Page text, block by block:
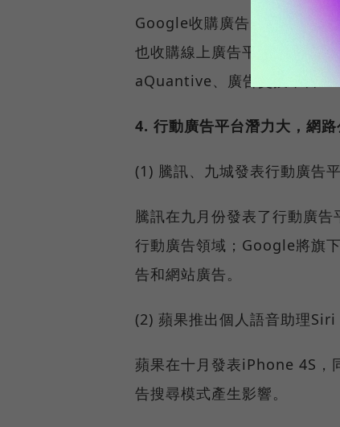
Google收購廣告比價公司
也收購線上廣告平臺5：1、
aQuantive、廣告交換平台
4. 行動廣告平台潛力大，網
(1) 騰訊、九城發表行動廣告
騰訊在九月份發表了行動廣
行動廣告領域；Google將旗
告和網站廣告。
(2) 蘋果推出個人語音助理
蘋果在十月發表iPhone 4S，
告搜尋模式產生影響。